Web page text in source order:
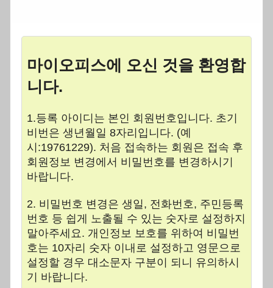
마이오피스에 오신 것을 환영합
니다.
1.등록 아이디는 본인 회원번호입니다. 초기
비번은 생년월일 8자리입니다. (예
시:19761229). 처음 접속하는 회원은 접속 후
회원정보 변경에서 비밀번호를 변경하시기
바랍니다.
2. 비밀번호 변경은 생일, 전화번호, 주민등록
번호 등 쉽게 노출될 수 있는 숫자로 설정하지
말아주세요. 개인정보 보호를 위하여 비밀번
호는 10자리 숫자 이내로 설정하고 영문으로
설정할 경우 대소문자 구분이 되니 유의하시
기 바랍니다.